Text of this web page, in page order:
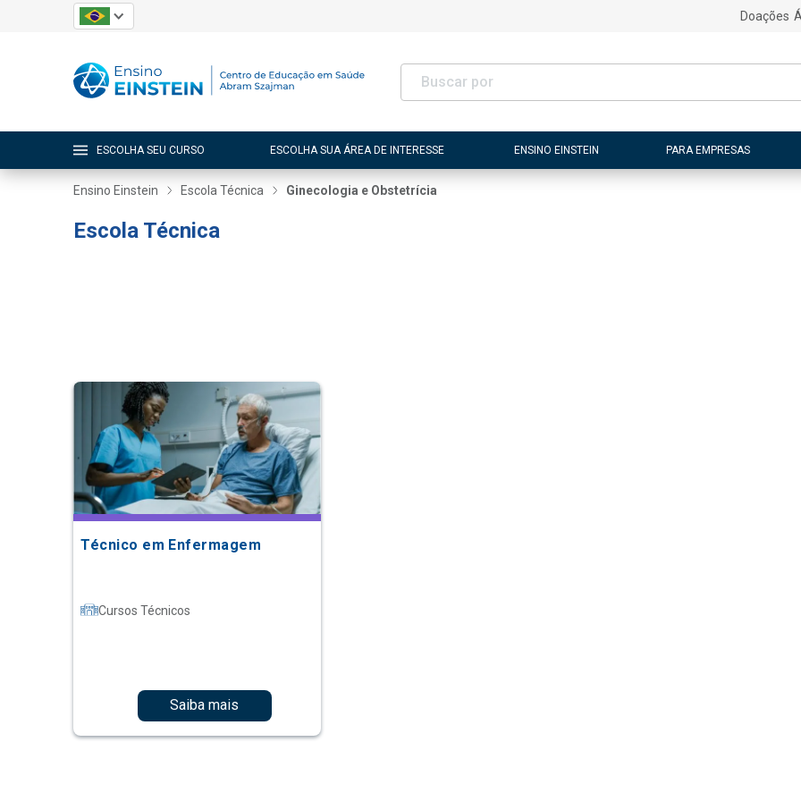
Doações
ESCOLHA SEU CURSO ESCOLHA SUA ÁREA DE INTERESSE ENSINO EINSTEIN PARA EMPRESAS
Ensino Einstein Escola Técnica Ginecologia e Obstetrícia
Escola Técnica
Técnico em Enfermagem
Cursos Técnicos
Saiba mais